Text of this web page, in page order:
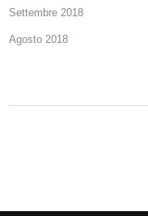
Settembre 2018
Agosto 2018